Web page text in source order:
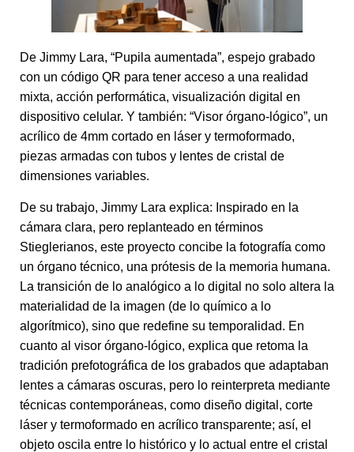
De Jimmy Lara, “Pupila aumentada”, espejo grabado
con un código QR para tener acceso a una realidad
mixta, acción performática, visualización digital en
dispositivo celular. Y también: “Visor órgano-lógico”, un
acrílico de 4mm cortado en láser y termoformado,
piezas armadas con tubos y lentes de cristal de
dimensiones variables.
De su trabajo, Jimmy Lara explica: Inspirado en la
cámara clara, pero replanteado en términos
Stieglerianos, este proyecto concibe la fotografía como
un órgano técnico, una prótesis de la memoria humana.
La transición de lo analógico a lo digital no solo altera la
materialidad de la imagen (de lo químico a lo
algorítmico), sino que redefine su temporalidad. En
cuanto al visor órgano-lógico, explica que retoma la
tradición prefotográfica de los grabados que adaptaban
lentes a cámaras oscuras, pero lo reinterpreta mediante
técnicas contemporáneas, como diseño digital, corte
láser y termoformado en acrílico transparente; así, el
objeto oscila entre lo histórico y lo actual entre el cristal